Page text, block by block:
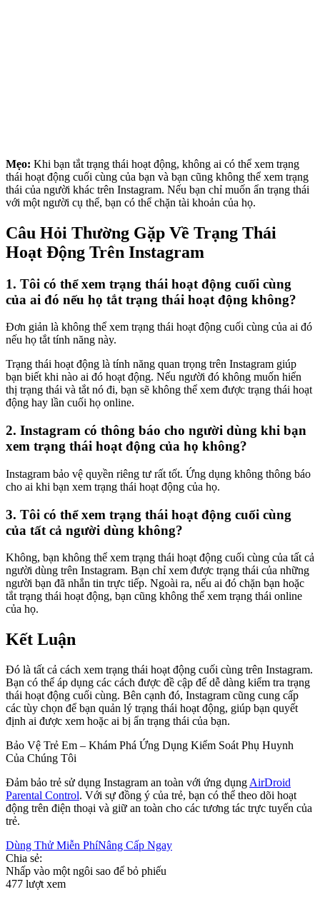
Mẹo: Khi bạn tắt trạng thái hoạt động, không ai có thể xem trạng
thái hoạt động cuối cùng của bạn và bạn cũng không thể xem trạng
thái của người khác trên Instagram. Nếu bạn chỉ muốn ẩn trạng thái
với một người cụ thể, bạn có thể chặn tài khoản của họ.
Câu Hỏi Thường Gặp Về Trạng Thái
Hoạt Động Trên Instagram
1. Tôi có thể xem trạng thái hoạt động cuối cùng
của ai đó nếu họ tắt trạng thái hoạt động không?
Đơn giản là không thể xem trạng thái hoạt động cuối cùng của ai đó
nếu họ tắt tính năng này.
Trạng thái hoạt động là tính năng quan trọng trên Instagram giúp
bạn biết khi nào ai đó hoạt động. Nếu người đó không muốn hiển
thị trạng thái và tắt nó đi, bạn sẽ không thể xem được trạng thái hoạt
động hay lần cuối họ online.
2. Instagram có thông báo cho người dùng khi bạn
xem trạng thái hoạt động của họ không?
Instagram bảo vệ quyền riêng tư rất tốt. Ứng dụng không thông báo
cho ai khi bạn xem trạng thái hoạt động của họ.
3. Tôi có thể xem trạng thái hoạt động cuối cùng
của tất cả người dùng không?
Không, bạn không thể xem trạng thái hoạt động cuối cùng của tất cả
người dùng trên Instagram. Bạn chỉ xem được trạng thái của những
người bạn đã nhắn tin trực tiếp. Ngoài ra, nếu ai đó chặn bạn hoặc
tắt trạng thái hoạt động, bạn cũng không thể xem trạng thái online
của họ.
Kết Luận
Đó là tất cả cách xem trạng thái hoạt động cuối cùng trên Instagram.
Bạn có thể áp dụng các cách được đề cập để dễ dàng kiểm tra trạng
thái hoạt động cuối cùng. Bên cạnh đó, Instagram cũng cung cấp
các tùy chọn để bạn quản lý trạng thái hoạt động, giúp bạn quyết
định ai được xem hoặc ai bị ẩn trạng thái của bạn.
Bảo Vệ Trẻ Em – Khám Phá Ứng Dụng Kiểm Soát Phụ Huynh
Của Chúng Tôi
Đảm bảo trẻ sử dụng Instagram an toàn với ứng dụng AirDroid
Parental Control. Với sự đồng ý của trẻ, bạn có thể theo dõi hoạt
động trên điện thoại và giữ an toàn cho các tương tác trực tuyến của
trẻ.
Dùng Thử Miễn PhíNâng Cấp Ngay
Chia sẻ:
Nhấp vào một ngôi sao để bỏ phiếu
477 lượt xem